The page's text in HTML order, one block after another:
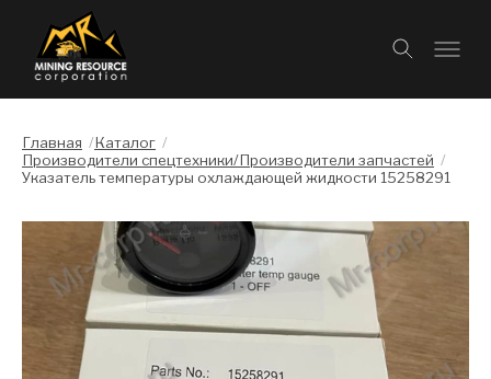
Главная /Каталог /
Производители спецтехники/Производители запчастей /
Указатель температуры охлаждающей жидкости 15258291
Слайдшоу